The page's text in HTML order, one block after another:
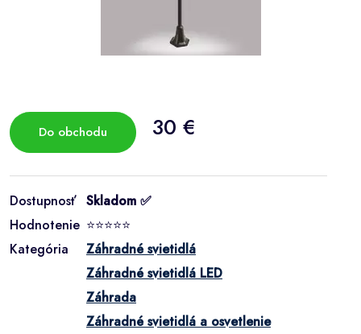
Do obchodu 30 €
Dostupnosť Skladom ✅
Hodnotenie ⭐⭐⭐⭐⭐
Kategória
Záhradné svietidlá
Záhradné svietidlá LED
Záhrada
Záhradné svietidlá a osvetlenie